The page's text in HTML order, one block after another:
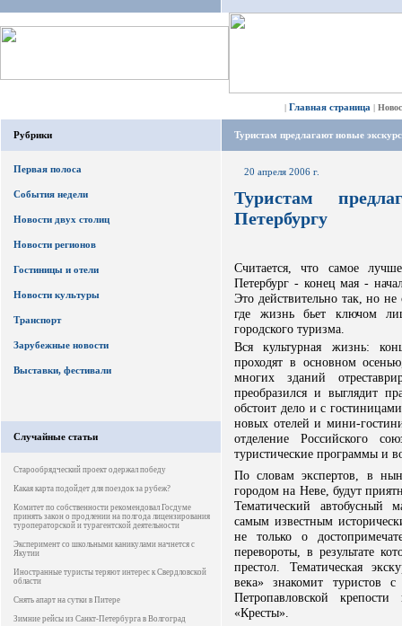
| Главная страница |
Рубрики
Первая полоса
События недели
Новости двух столиц
Новости регионов
Гостиницы и отели
Новости культуры
Транспорт
Зарубежные новости
Выставки, фестивали
Случайные статьи
Старообрядческий проект одержал победу
Какая карта подойдет для поездок за рубеж?
Комитет по собственности рекомендовал Госдуме
принять закон о продлении на полгода лицензирования
туроператорской и турагентской деятельности
Эксперимент со школьными каникулами начнется с
Якутии
Иностранные туристы теряют интерес к Свердловской
области
Снять апарт на сутки в Питере
Зимние рейсы из Санкт-Петербурга в Волгоград
Туристам предлагают новые
20 апреля 2006 г.
Туристам
Петербургу
Считается, что самое
Петербург - конец мая -
Это действительно так, но
где жизнь бьет ключом
городского туризма.
Вся культурная жизнь:
проходят в основном
многих зданий
преобразился и выглядит
обстоит дело и с
новых отелей и мини-
отделение Российского
туристические программы и
По словам экспертов, в
городом на Неве, будут
Тематический автобусный
самым известным
не только о
перевороты, в результате
престол. Тематическая
века» знакомит туристов
Петропавловской
«Кресты».